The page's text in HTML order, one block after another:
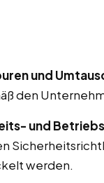
und
den
und
werden.